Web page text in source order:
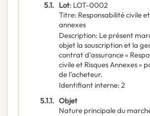
5.1. Lot: LOT-0002
Titre: Responsabilité civile
annexes
Description: Le présent
objet la souscription et la
contrat d'assurance «
civile et Risques Annexes »
de l’acheteur.
Identifiant interne: 2
5.1.1. Objet
Nature principale du